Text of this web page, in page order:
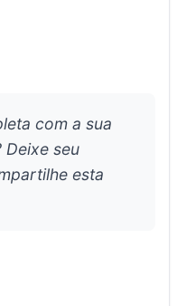
com a sua
Deixe seu
esta